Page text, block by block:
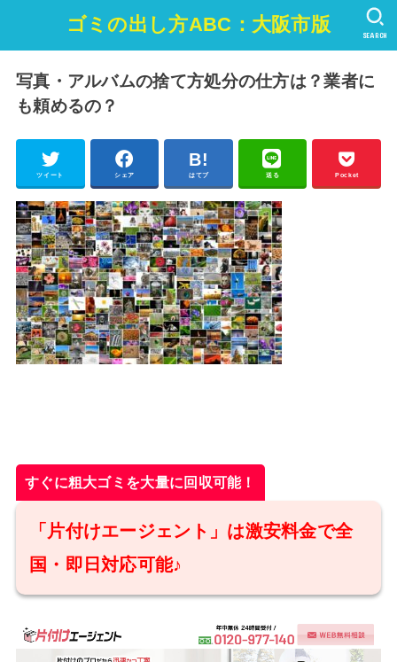
ゴミの出し方ABC：大阪市版 SEARCH
写真・アルバムの捨て方処分の仕方は？業者に
も頼めるの？
ツイート シェア はてブ 送る Pocket
すぐに粗大ゴミを大量に回収可能！
「片付けエージェント」は激安料金で全
国・即日対応可能♪